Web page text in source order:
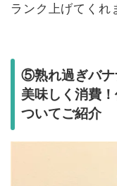
ランク上げてくれ
⑤熟れ過ぎバナ
美味しく消費
ついてご紹介